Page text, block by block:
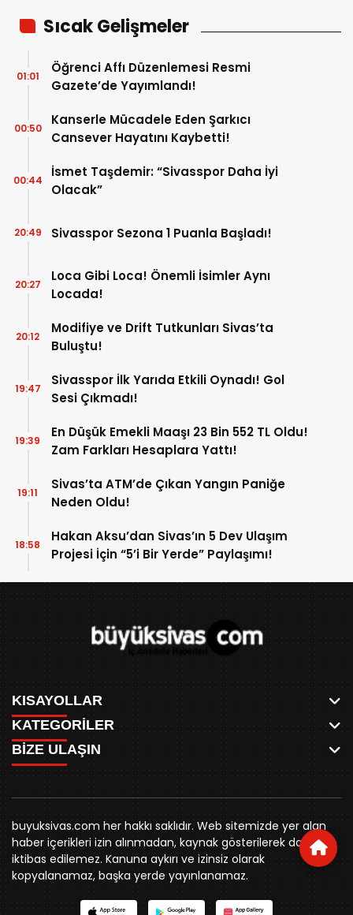
Sıcak Gelişmeler
Öğrenci Affı Düzenlemesi Resmi
Gazete’de Yayımlandı!
01:01
Kanserle Mücadele Eden Şarkıcı
Cansever Hayatını Kaybetti!
00:50
İsmet Taşdemir: “Sivasspor Daha İyi
Olacak”
00:44
Sivasspor Sezona 1 Puanla Başladı!
20:49
Loca Gibi Loca! Önemli İsimler Aynı
Locada!
20:27
Modifiye ve Drift Tutkunları Sivas’ta
Buluştu!
20:12
Sivasspor İlk Yarıda Etkili Oynadı! Gol
Sesi Çıkmadı!
19:47
En Düşük Emekli Maaşı 23 Bin 552 TL Oldu!
Zam Farkları Hesaplara Yattı!
19:39
Sivas’ta ATM’de Çıkan Yangın Paniğe
Neden Oldu!
19:11
Hakan Aksu’dan Sivas’ın 5 Dev Ulaşım
Projesi İçin “5’i Bir Yerde” Paylaşımı!
18:58
KISAYOLLAR
ANASAYFA
AKSU CANLI
MEYDAN CANLI
MEDRESELER CANLI
MERAKÜM CANLI
YUKARI TEKKE CANLI
KURUMSAL KİMLİK
REKLAM FİYATLARI
BİZE ULAŞIN
KÜNYE
RESMİ İLANLAR
KATEGORİLER
WHATSAPP
SPOR
SİYASET
BELEDİYE
SİVAS VALİLİĞİ
ÜNİVERSİTE
KURUMLAR
STK
YORUM
BİZE ULAŞIN
0346 221 00 60
buyuksivashaber@gmail.com
Örtülüpınar Mah. İnönü Bulvarı Özkahya Apt. Kat:3 D:7
Sivas
buyuksivas.com her hakkı saklıdır. Web sitemizde yer alan
haber içerikleri izin alınmadan, kaynak gösterilerek dahi
iktibas edilemez. Kanuna aykırı ve izinsiz olarak
kopyalanamaz, başka yerde yayınlanamaz.